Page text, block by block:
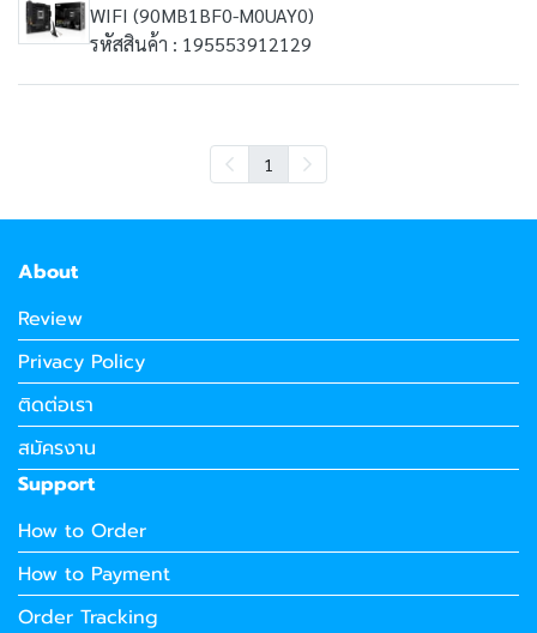
WIFI (90MB1BF0-M0UAY0)
รหัสสินค้า : 195553912129
1
About
Review
Privacy Policy
ติดต่อเรา
สมัครงาน
Support
How to Order
How to Payment
Order Tracking